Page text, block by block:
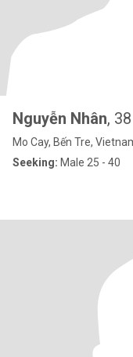
Nguyễn Nhân, 38
Mo Cay, Bến Tre,
Seeking: Male 25 - 40